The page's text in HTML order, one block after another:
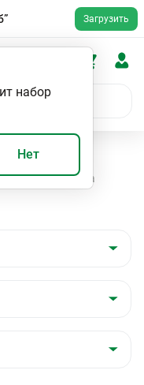
Загрузить
набор
Нет
Биохимические
Оценка риска